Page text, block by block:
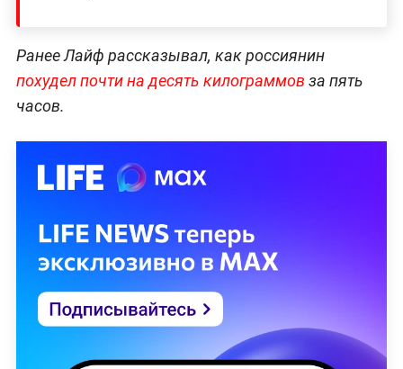
Ранее Лайф рассказывал, как россиянин
похудел почти на десять килограммов за пять
часов.